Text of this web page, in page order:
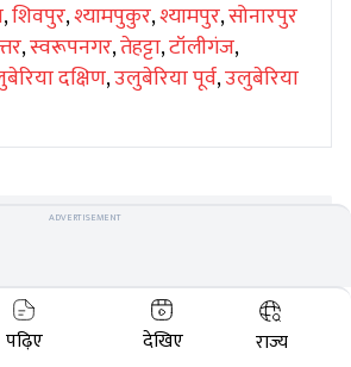
,शिवपुर,श्यामपुकुर,श्यामपुर,सोनारपुर
,स्वरूपनगर,तेहट्टा,टॉलीगंज,
दक्षिण,उलुबेरिया पूर्व,उलुबेरिया
ADVERTISEMENT
ADVERTISEMENT
पढ़िए देखिए राज्य